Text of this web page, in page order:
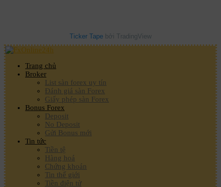
Ticker Tape bởi TradingView
Trang chủ
Broker
List sàn forex uy tín
Đánh giá sàn Forex
Giấy phép sàn Forex
Bonus Forex
Deposit
No Deposit
Gửi Bonus mới
Tin tức
Tiền tệ
Hàng hoá
Chứng khoán
Tin thế giới
Tiền điện tử